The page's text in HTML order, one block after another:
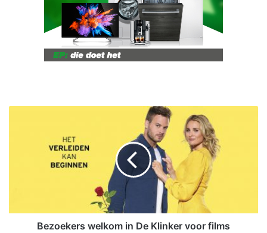
s
Bezoekers welkom in De Klinker voor films